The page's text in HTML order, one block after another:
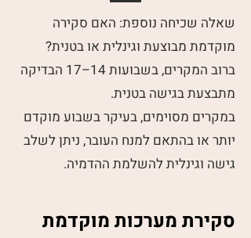
שאלה שכיחה נוספת: האם סקירה
מוקדמת מבוצעת וגינלית או בטנית?
ברוב המקרים, בשבועות 14–17 הבדיקה
מתבצעת בגישה בטנית.
במקרים מסוימים, בעיקר בשבוע מוקדם
יותר או בהתאם למנח העובר, ניתן לשלב
גישה וגינלית להשלמת ההדמיה.
סקירת מערכות מוקדמת